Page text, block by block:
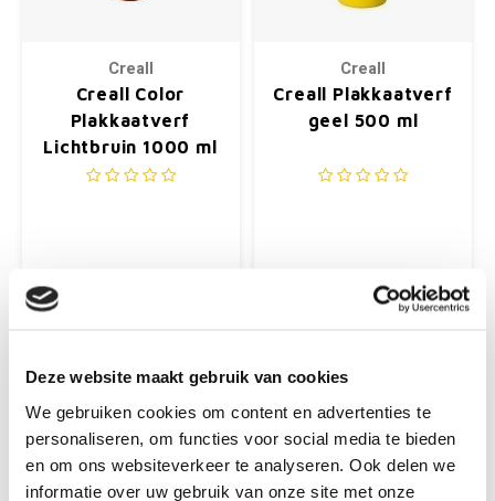
Deze website maakt gebruik van cookies
We gebruiken cookies om content en advertenties te
personaliseren, om functies voor social media te bieden
en om ons websiteverkeer te analyseren. Ook delen we
informatie over uw gebruik van onze site met onze
Creall
Creall Color
Plakkaatverf
Lichtbruin 1000 ml
Creall
Creall Plakkaatverf
geel 500 ml
€4,25